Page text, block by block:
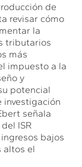
de
revisar cómo
la
tributarios
más
impuesto a la
y
potencial
investigación
señala
ISR
bajos
altos el